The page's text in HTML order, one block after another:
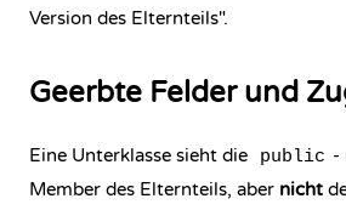
Version des Elternteils".
Geerbte Felder und
Eine Unterklasse sieht die public -
Member des Elternteils, aber nicht